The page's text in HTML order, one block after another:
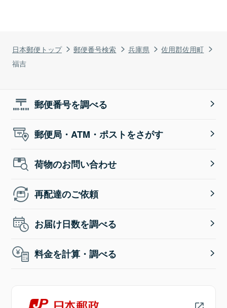
日本郵便トップ 郵便番号検索 兵庫県
佐用郡佐用町
福吉
郵便番号を調べる
郵便局・ATM・ポストをさがす
荷物のお問い合わせ
再配達のご依頼
お届け日数を調べる
料金を計算・調べる